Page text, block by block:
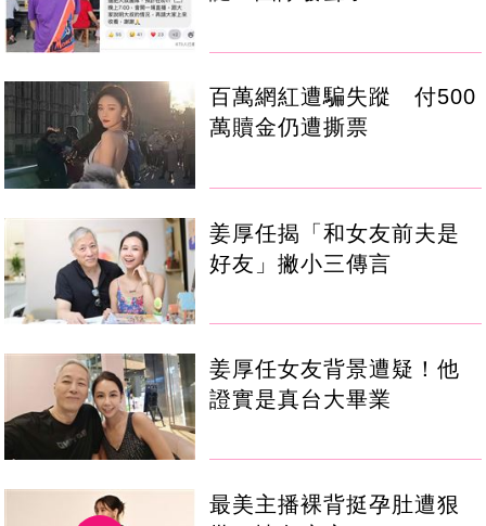
百萬網紅遭騙失蹤 付500
萬贖金仍遭撕票
姜厚任揭「和女友前夫是
好友」撇小三傳言
姜厚任女友背景遭疑！他
證實是真台大畢業
最美主播裸背挺孕肚遭狠